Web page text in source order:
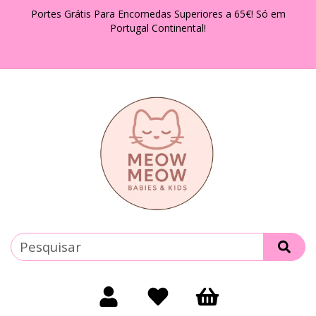
Portes Grátis Para Encomedas Superiores a 65€! Só em
Portugal Continental!